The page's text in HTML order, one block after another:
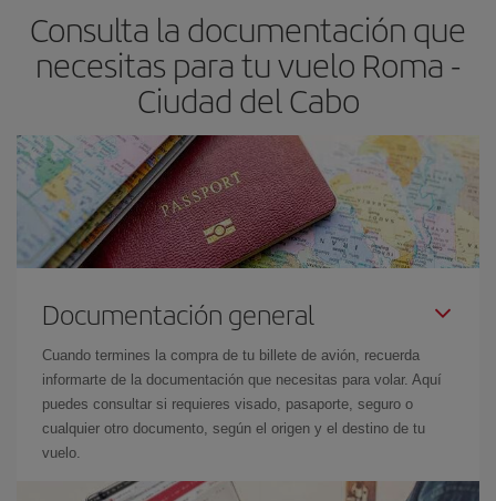
Consulta la documentación que
necesitas para tu vuelo Roma -
Ciudad del Cabo
Documentación general
Cuando termines la compra de tu billete de avión, recuerda
informarte de la documentación que necesitas para volar. Aquí
puedes consultar si requieres visado, pasaporte, seguro o
cualquier otro documento, según el origen y el destino de tu
vuelo.